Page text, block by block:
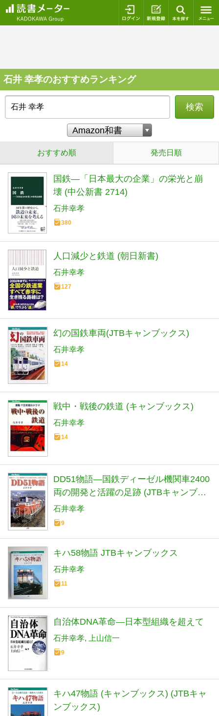
ログイン 新規登録
石井 幸孝のおすすめランキング
検索
おすすめ順 発売日順
国鉄―「日本最大の企業」の栄光と崩
壊 (中公新書 2714)
石井幸孝
380
人口減少と鉄道 (朝日新書)
石井幸孝
127
幻の国鉄車両(JTBキャンブックス)
石井幸孝
14
戦中・戦後の鉄道 (キャンブックス)
石井幸孝
14
DD51物語―国鉄ディーゼル機関車2400
両の開発と活躍の足跡 (JTBキャンブッ
クス)
石井幸孝
9
キハ58物語 JTBキャンブックス
石井幸孝
11
自治体DNA革命―日本型組織を超えて
石井幸孝 上山信一
9
キハ47物語 (キャンブックス) (JTBキャ
ンブックス)